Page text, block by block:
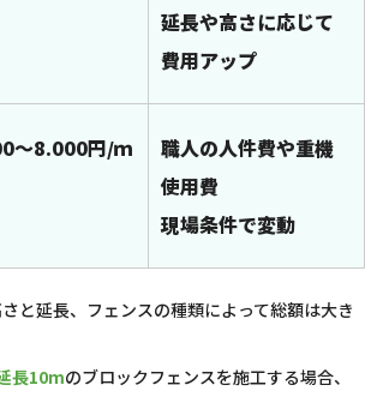
延長や高さに応じて
費用アップ
～8.000円/ｍ
職人の人件費や重機
使用費
現場条件で変動
と延長、フェンスの種類によって総額は大き
長10mのブロックフェンスを施工する場合、